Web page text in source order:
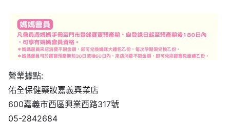
營業據點:
佑全保健藥妝嘉義興業店
600嘉義市西區興業西路317號
05-2842684